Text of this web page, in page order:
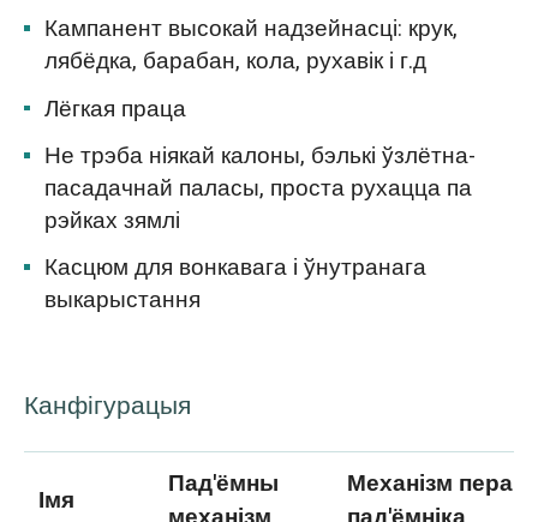
Кампанент высокай надзейнасці: крук,
лябёдка, барабан, кола, рухавік і г.д
Лёгкая праца
Не трэба ніякай калоны, бэлькі ўзлётна-
пасадачнай паласы, проста рухацца па
рэйках зямлі
Касцюм для вонкавага і ўнутранага
выкарыстання
Канфігурацыя
Імя
Пад'ёмны
Механізм